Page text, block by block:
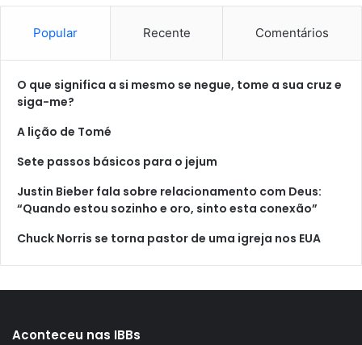
Popular Recente Comentários
O que significa a si mesmo se negue, tome a sua cruz e
siga-me?
A lição de Tomé
Sete passos básicos para o jejum
Justin Bieber fala sobre relacionamento com Deus:
“Quando estou sozinho e oro, sinto esta conexão”
Chuck Norris se torna pastor de uma igreja nos EUA
Aconteceu nas IBBs